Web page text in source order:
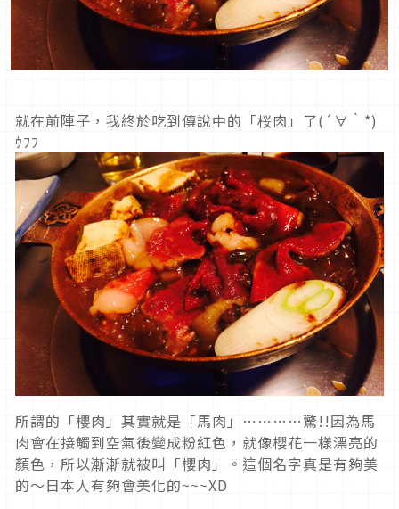
就在前陣子，我終於吃到傳說中的「桜肉」了(´∀｀*)
ｳﾌﾌ
所謂的「櫻肉」其實就是「馬肉」…………驚!!因為馬
肉會在接觸到空氣後變成粉紅色，就像櫻花一樣漂亮的
顏色，所以漸漸就被叫「櫻肉」。這個名字真是有夠美
的～日本人有夠會美化的~~~XD